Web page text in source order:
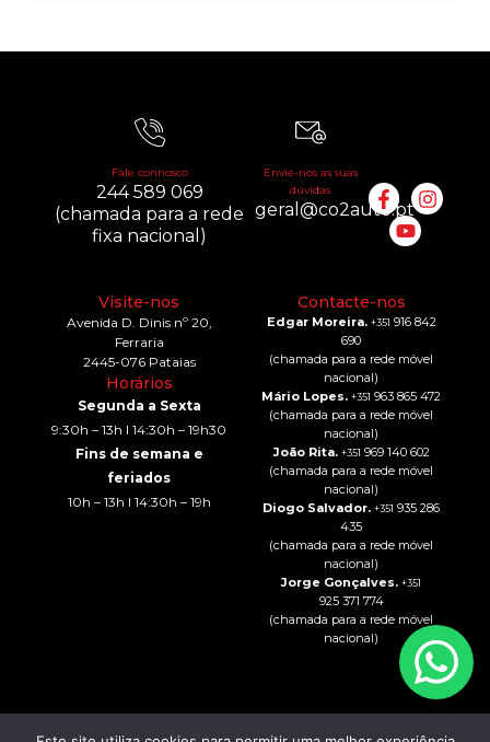
Visite-nos
Avenida D. Dinis nº 20,
Ferraria
2445-076 Pataias
Horários
Segunda a Sexta
9:30h – 13h I 14:30h – 19h30
Fins de semana e
feriados
10h – 13h I 14:30h – 19h
Contacte-nos
Edgar Moreira. +351 916 842
690
(chamada para a rede móvel
nacional)
Mário Lopes. +351 963 865 472
(chamada para a rede móvel
nacional)
João Rita. +351 969 140 602
(chamada para a rede móvel
nacional)
Diogo Salvador. +351 935 286
435
(chamada para a rede móvel
nacional)
Jorge Gonçalves. +351
925 371 774
(chamada para a rede móvel
nacional)
Fale connosco
244 589 069
(chamada para a rede
fixa nacional)
Envie-nos as suas
dúvidas
geral@co2auto.pt